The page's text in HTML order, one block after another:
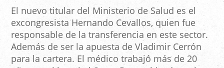
El nuevo titular del Ministerio de Salud es el
excongresista Hernando Cevallos, quien fue
responsable de la transferencia en este sector.
Además de ser la apuesta de Vladimir Cerrón
para la cartera. El médico trabajó más de 20